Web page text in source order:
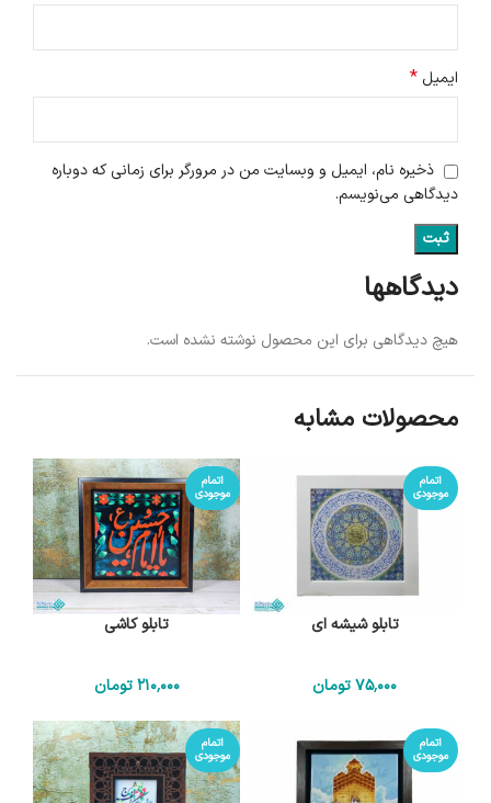
دیدگاهها
هیچ دیدگاهی برای این محصول نوشته نشده است.
ایمیل*
ذخیره نام، ایمیل و وبسایت من در مرورگر برای زمانی که دوباره
دیدگاهی می‌نویسم.
محصولات مشابه
اتمام
موجودی
تابلو شیشه ای
75٬000تومان
اتمام
موجودی
تابلو کاشی
210٬000 تومان
اتمام
موجودی
اتمام
موجودی